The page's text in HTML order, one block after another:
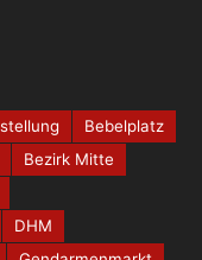
Bebelplatz
Bezirk Mitte
DHM